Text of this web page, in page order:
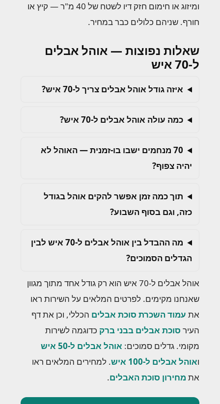
ומיזוג או חימום חזק דיו לשטח של 40 מ"ר — קיץ או
חורף. שניהם כלולים כבר במחיר.
שאלות נפוצות — אוהל אבלים
ל-70 איש
איזה גודל אוהל אבלים צריך ל-70 איש?
כמה עולה אוהל אבלים ל-70 איש?
70 מנחמים ישבו בו-זמנית — האוהל לא
יהיה צפוף?
תוך כמה זמן אפשר להקים אוהל בגודל
כזה, וגם בסוף השבוע?
מה ההבדל בין אוהל אבלים ל-70 איש לבין
הגדלים הסמוכים?
אוהל אבלים ל-70 איש הוא רק גודל אחד מתוך מגוון
שאנחנו מקימים. לפרטים המלאים על השירות ראו
את עמוד השכרת סוכת אבלים הכללי, וכן את דף
העיר סוכת אבלים בבני ברק כדוגמה לשירות
מקומי. גדלים סמוכים: אוהל אבלים ל-50 איש
ואוהל אבלים ל-100 איש
. למחירים המלאים ראו
את מחירון סוכת האבלים.